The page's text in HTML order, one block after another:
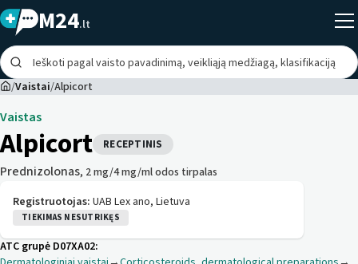
M24.lt
/Vaistai/Alpicort
Vaistas
Alpicort RECEPTINIS
Prednizolonas, 2 mg/4 mg/ml odos tirpalas
Registruotojas: UAB Lex ano, Lietuva
TIEKIMAS NESUTRIKĘS
ATC grupė D07XA02: